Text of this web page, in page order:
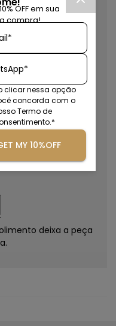
ultra-violeta e
maior flexibilidade de
deixa a peça
OFF em sua
compra!
clicar nessa opção
concorda com o
Termo de
MY 10%OFF